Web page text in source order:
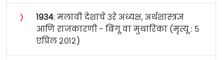
〉 १९३४: मलावी देशाचे ३रे अध्यक्ष, अर्थशास्त्रज्ञ
आणि राजकारणी - बिंगू वा मुथारिका (मृत्यू : ५
एप्रिल २०१२)